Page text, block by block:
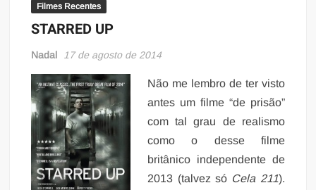
Filmes Recentes
STARRED UP
Nadal 17 de agosto de 2014
Não me lembro de ter visto
antes um filme “de prisão”
com tal grau de realismo
como o desse filme
britânico independente de
2013 (talvez só Cela 211).